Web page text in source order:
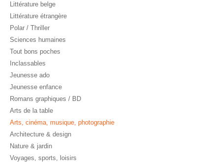
Littérature belge
Littérature étrangère
Polar / Thriller
Sciences humaines
Tout bons poches
Inclassables
Jeunesse ado
Jeunesse enfance
Romans graphiques / BD
Arts de la table
Arts, cinéma, musique, photographie
Architecture & design
Nature & jardin
Voyages, sports, loisirs